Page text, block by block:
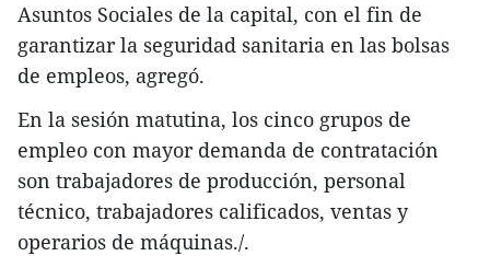
Asuntos Sociales de la capital, con el fin de
garantizar la seguridad sanitaria en las bolsas
de empleos, agregó.
En la sesión matutina, los cinco grupos de
empleo con mayor demanda de contratación
son trabajadores de producción, personal
técnico, trabajadores calificados, ventas y
operarios de máquinas./.